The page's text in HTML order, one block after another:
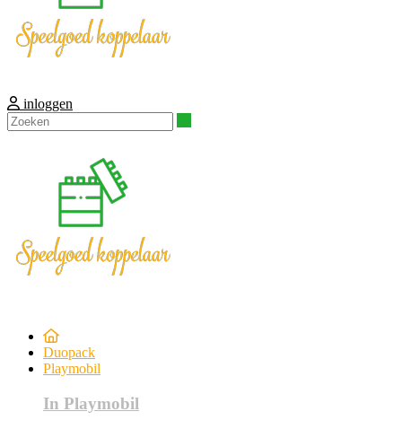
inloggen
Duopack
Playmobil
In Playmobil